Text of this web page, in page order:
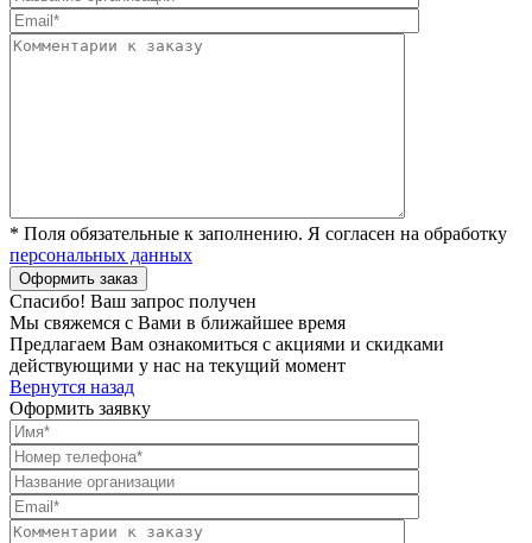
* Поля обязательные к заполнению. Я согласен на обработку
персональных данных
Спасибо! Ваш запрос получен
Мы свяжемся с Вами в ближайшее время
Предлагаем Вам ознакомиться с акциями и скидками
действующими у нас на текущий момент
Вернутся назад
Оформить заявку